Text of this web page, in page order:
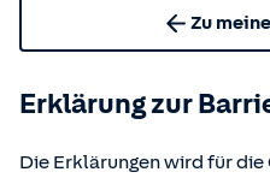
Zu
Erklärung zur
Die Erklärungen wird für